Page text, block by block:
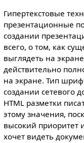
Гипертекстовые
презентационные
создании
всего, о том, как
выглядеть на
действительно
на экране. Тип
создании сетевого
HTML разметки
этому значения,
высокий приоритет
хочет видеть